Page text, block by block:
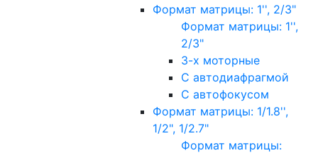
Формат матрицы: 1'', 2/3"
Формат матрицы: 1'',
2/3"
3-х моторные
С автодиафрагмой
С автофокусом
Формат матрицы: 1/1.8'',
1/2", 1/2.7"
Формат матрицы: